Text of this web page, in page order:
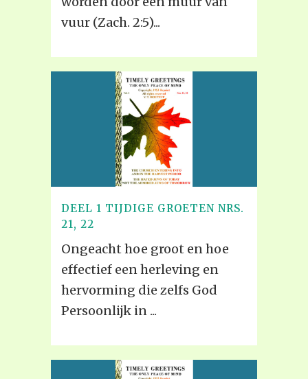
vuur (Zach. 2:5)...
DEEL 1 TIJDIGE GROETEN NRS.
21, 22
Ongeacht hoe groot en hoe
effectief een herleving en
hervorming die zelfs God
Persoonlijk in ...